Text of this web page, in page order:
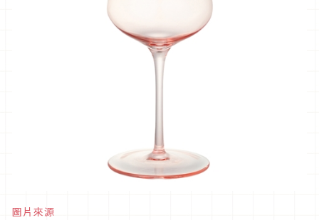
圖片來源